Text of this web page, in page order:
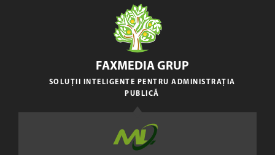
FAXMEDIA GRUP
SOLUȚII INTELIGENTE PENTRU ADMINISTRAȚIA
PUBLICĂ